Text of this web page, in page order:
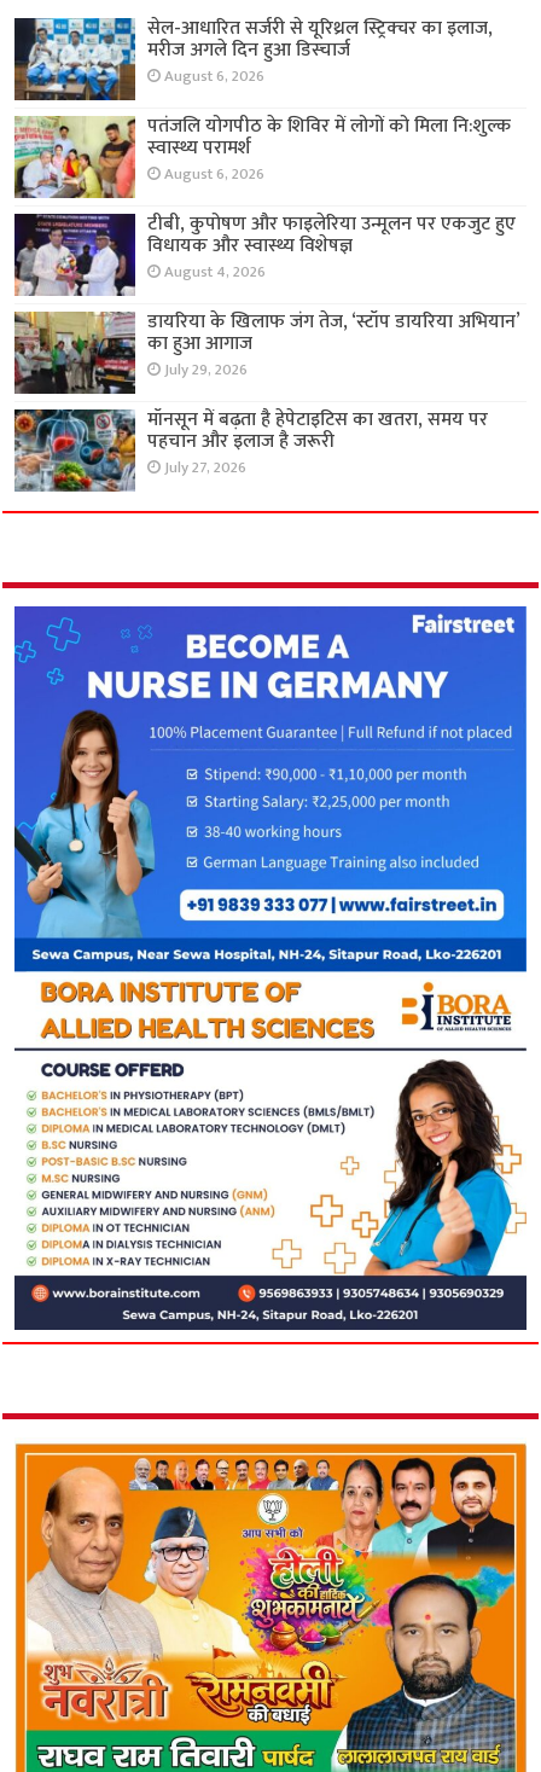
सेल-आधारित सर्जरी से यूरिथ्रल स्ट्रिक्चर का इलाज,
मरीज अगले दिन हुआ डिस्चार्ज
August 6, 2026
पतंजलि योगपीठ के शिविर में लोगों को मिला नि:शुल्क
स्वास्थ्य परामर्श
August 6, 2026
टीबी, कुपोषण और फाइलेरिया उन्मूलन पर एकजुट हुए
विधायक और स्वास्थ्य विशेषज्ञ
August 4, 2026
डायरिया के खिलाफ जंग तेज, ‘स्टॉप डायरिया अभियान’
का हुआ आगाज
July 29, 2026
मॉनसून में बढ़ता है हेपेटाइटिस का खतरा, समय पर
पहचान और इलाज है जरूरी
July 27, 2026